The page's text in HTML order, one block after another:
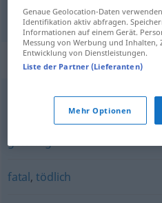
Synonyme für
gewaltig
fatal,tödlich
Genaue Geolocation-Daten
Identifikation aktiv abfragen.
Informationen auf einem Gerät.
Messung von Werbung und
Entwicklung von Dienstleistungen.
Liste der Partner (Lieferanten)
Mehr Optionen